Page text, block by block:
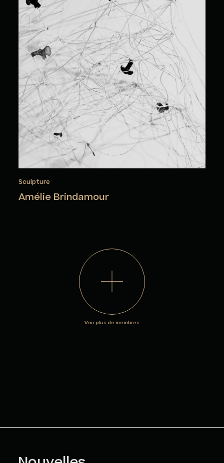
Sculpture
Amélie Brindamour
Voir plus de membres